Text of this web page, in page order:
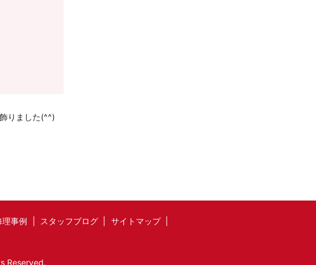
りました(^^)
理事例 スタッフブログ
サイトマップ
Reserved.